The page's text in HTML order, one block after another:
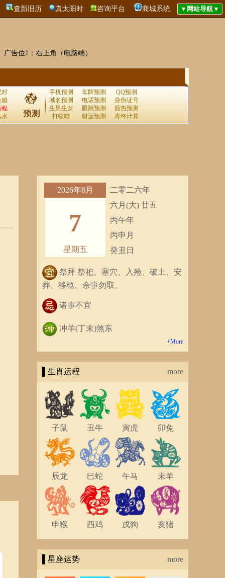
查新旧历 真太阳时 咨询平台 商城系统
广告位1：右上角（电脑端）
对
婚
程
水
手机预测 车牌预测
QQ预测
域名预测
电话预测
身份证号
生男生女
眼跳预测
面热预测
打喷嚏
财运预测 寿终计算
2026年8月
7
星期五
二零二六年
六月(大) 廿五
丙午年
丙申月
癸丑日
祭拜 祭祀、塞穴、入殓、破土、安
葬、移柩、余事勿取、
诸事不宜
冲羊(丁未)煞东
+More
▌生肖运程 more
子鼠 丑牛 寅虎 卯兔
辰龙 巳蛇 午马 未羊
申猴 酉鸡 戌狗 亥猪
▌星座运势 more